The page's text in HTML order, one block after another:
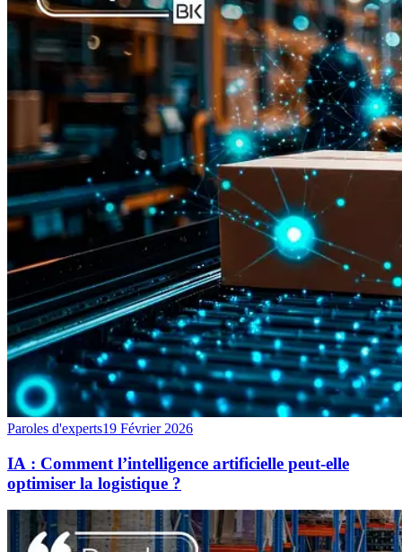
Paroles d'experts19 Février 2026
IA : Comment l’intelligence artificielle peut-elle
optimiser la logistique ?